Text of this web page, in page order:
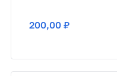
200,00 ₽